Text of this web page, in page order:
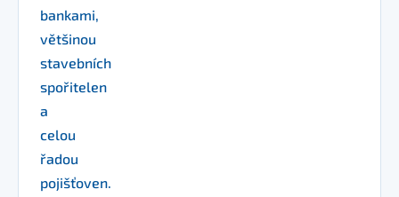
bankami,
většinou
stavebních
spořitelen
a
celou
řadou
pojišťoven.